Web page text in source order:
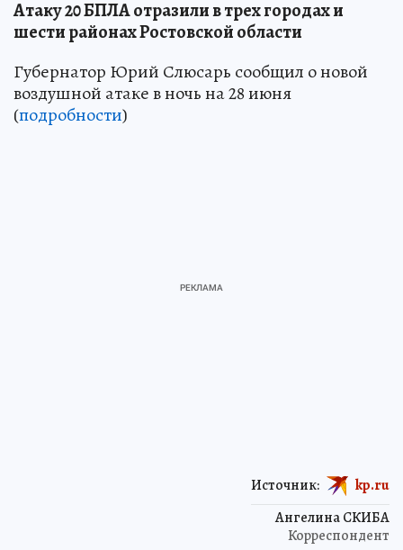
Атаку 20 БПЛА отразили в трех городах и
шести районах Ростовской области
Губернатор Юрий Слюсарь сообщил о новой
воздушной атаке в ночь на 28 июня
(подробности)
Ангелина СКИБА
Корреспондент
Источник: kp.ru